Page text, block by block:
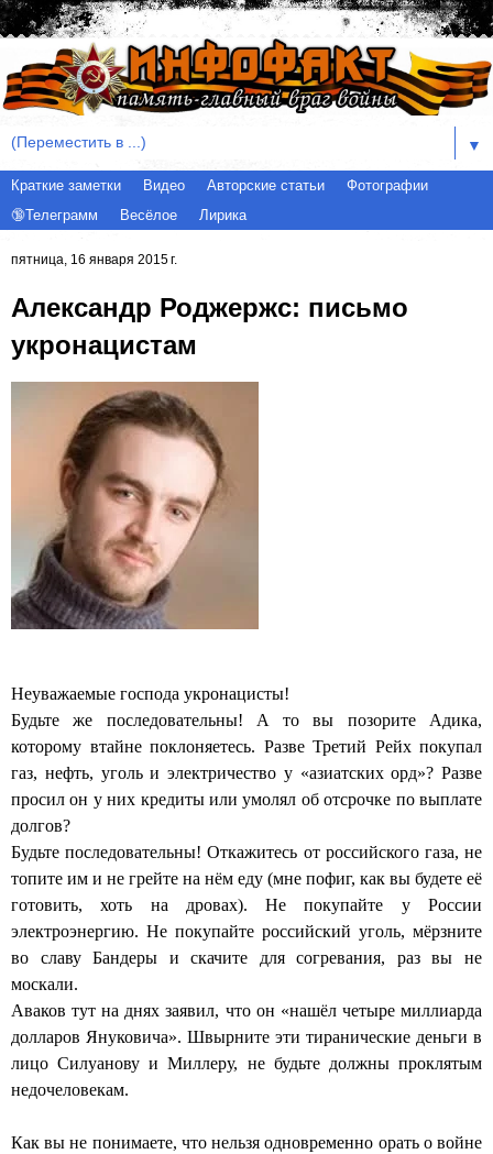
▼
Краткие заметки Видео Авторские статьи
Фотографии
🔞Телеграмм
Весёлое Лирика
пятница, 16 января 2015 г.
Александр Роджержс: письмо
укронацистам
Неуважаемые господа укронацисты!
Будьте же последовательны! А то вы позорите Адика,
которому втайне поклоняетесь. Разве Третий Рейх покупал
газ, нефть, уголь и электричество у «азиатских орд»? Разве
просил он у них кредиты или умолял об отсрочке по выплате
долгов?
Будьте последовательны! Откажитесь от российского газа, не
топите им и не грейте на нём еду (мне пофиг, как вы будете её
готовить, хоть на дровах). Не покупайте у России
электроэнергию. Не покупайте российский уголь, мёрзните
во славу Бандеры и скачите для согревания, раз вы не
москали.
Аваков тут на днях заявил, что он «нашёл четыре миллиарда
долларов Януковича». Швырните эти тиранические деньги в
лицо Силуанову и Миллеру, не будьте должны проклятым
недочеловекам.
Как вы не понимаете, что нельзя одновременно орать о войне